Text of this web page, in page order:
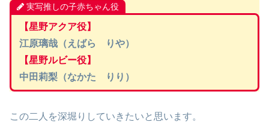
実写推しの子赤ちゃん役
【星野アクア役】
江原璃哉（えばら りや）
【星野ルビー役】
中田莉梨（なかた りり）
この二人を深堀りしていきたいと思います。